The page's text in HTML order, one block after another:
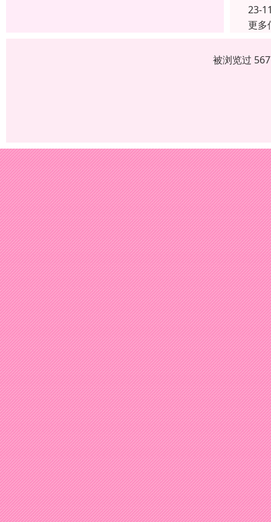
23-
更多
被浏览过